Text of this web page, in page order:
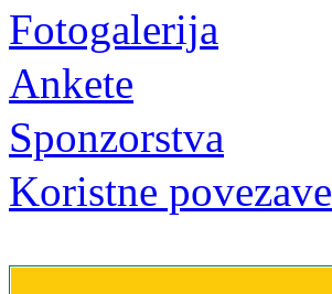
Fotogalerija
Ankete
Sponzorstva
Koristne povezave